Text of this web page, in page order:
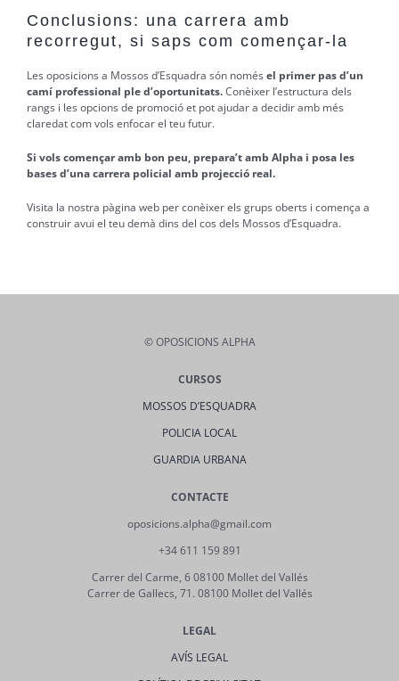
Conclusions: una carrera amb
recorregut, si saps com començar-la
Les oposicions a Mossos d’Esquadra són només el primer pas d’un
camí professional ple d’oportunitats.Conèixer l’estructura dels
rangs i les opcions de promoció et pot ajudar a decidir amb més
claredat com vols enfocar el teu futur.
Si vols començar amb bon peu, prepara’t amb Alpha i posa les
bases d’una carrera policial amb projecció real.
Visita la nostra pàgina web per conèixer els grups oberts i comença a
construir avui el teu demà dins del cos dels Mossos d’Esquadra.
© OPOSICIONS ALPHA
CURSOS
MOSSOS D’ESQUADRA
POLICIA LOCAL
GUARDIA URBANA
CONTACTE
oposicions.alpha@gmail.com
+34 611 159 891
Carrer del Carme, 6 08100 Mollet del Vallés
Carrer de Gallecs, 71. 08100 Mollet del Vallés
LEGAL
AVÍS LEGAL